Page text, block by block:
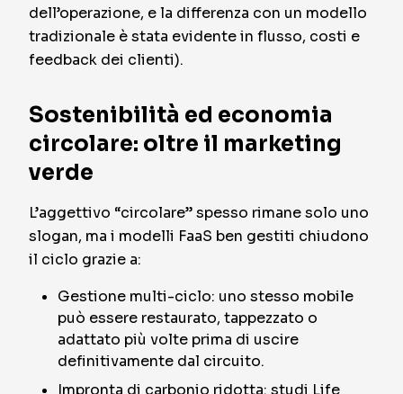
dell’operazione, e la differenza con un modello
tradizionale è stata evidente in flusso, costi e
feedback dei clienti).
Sostenibilità ed economia
circolare: oltre il marketing
verde
L’aggettivo “circolare” spesso rimane solo uno
slogan, ma i modelli FaaS ben gestiti chiudono
il ciclo grazie a:
Gestione multi-ciclo: uno stesso mobile
può essere restaurato, tappezzato o
adattato più volte prima di uscire
definitivamente dal circuito.
Impronta di carbonio ridotta: studi Life